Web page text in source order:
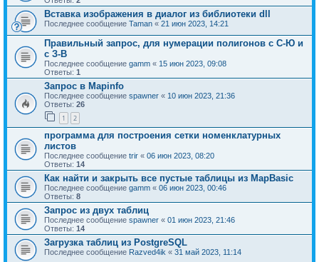
Вставка изображения в диалог из библиотеки dll
Последнее сообщение Taman « 21 июн 2023, 14:21
Правильный запрос, для нумерации полигонов с С-Ю и
с З-В
Последнее сообщение gamm « 15 июн 2023, 09:08
Ответы: 1
Запрос в Mapinfo
Последнее сообщение spawner « 10 июн 2023, 21:36
Ответы: 26
1 2
программа для построения сетки номенклатурных
листов
Последнее сообщение trir « 06 июн 2023, 08:20
Ответы: 14
Как найти и закрыть все пустые таблицы из MapBasic
Последнее сообщение gamm « 06 июн 2023, 00:46
Ответы: 8
Запрос из двух таблиц
Последнее сообщение spawner « 01 июн 2023, 21:46
Ответы: 14
Загрузка таблиц из PostgreSQL
Последнее сообщение Razved4ik « 31 май 2023, 11:14